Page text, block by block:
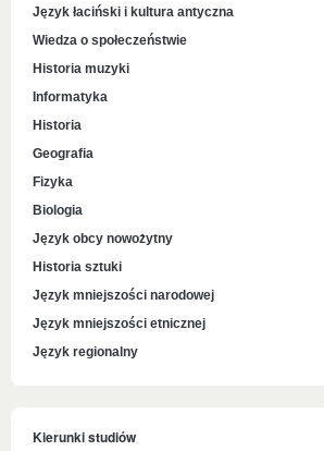
Język łaciński i kultura antyczna
Wiedza o społeczeństwie
Historia muzyki
Informatyka
Historia
Geografia
Fizyka
Biologia
Język obcy nowożytny
Historia sztuki
Język mniejszości narodowej
Język mniejszości etnicznej
Język regionalny
Kierunki studiów